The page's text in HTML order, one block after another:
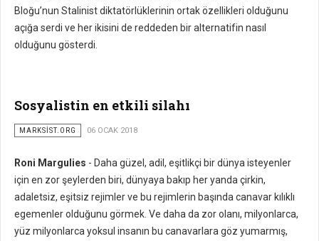
Bloğu’nun Stalinist diktatörlüklerinin ortak özellikleri olduğunu
açığa serdi ve her ikisini de reddeden bir alternatifin nasıl
olduğunu gösterdi.
Sosyalistin en etkili silahı
MARKSİST.ORG 06 OCAK 2018
Roni Margulies - Daha güzel, adil, eşitlikçi bir dünya isteyenler
için en zor şeylerden biri, dünyaya bakıp her yanda çirkin,
adaletsiz, eşitsiz rejimler ve bu rejimlerin başında canavar kılıklı
egemenler olduğunu görmek. Ve daha da zor olanı, milyonlarca,
yüz milyonlarca yoksul insanın bu canavarlara göz yumarmış,